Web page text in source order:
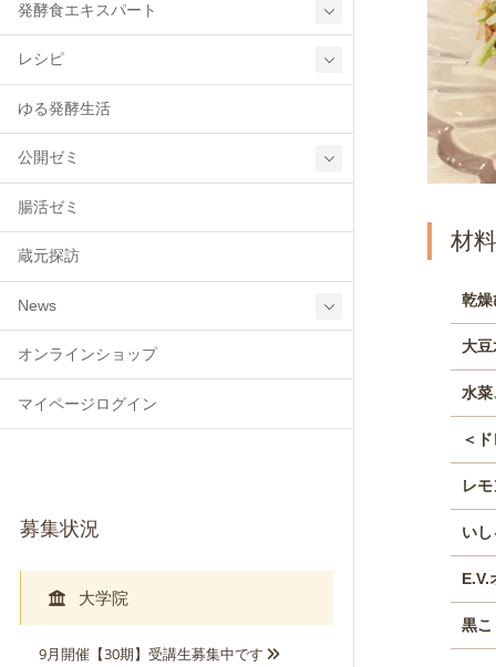
発酵食エキスパート
レシピ
ゆる発酵生活
公開ゼミ
腸活ゼミ
蔵元探訪
News
オンラインショップ
マイページログイン
募集状況
大学院
9月開催【30期】受講生募集中です
乾
大
水
＜
レ
い
E.V.
黒